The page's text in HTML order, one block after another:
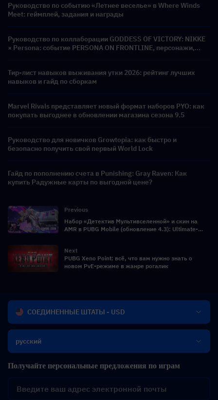
Руководство по событию «Летнее веселье» в Where Winds
Meet: геймплей, задания и награды
Руководство по коллаборации GODDESS OF VICTORY: NIKKE
× Persona: событие PERSONA ON FRONTLINE, персонажи,
Тир-лист навыков выживания утки 2026: рейтинг лучших
навыков и гайд по сборкам
Marvel Rivals представляет новый формат наборов PYO: как
покупать выгоднее в обновлении магазина сезона 9.5
Руководство для новичков Growtopia: как быстро и
безопасно получить свой первый World Lock
Гайд по пополнению счета в Punishing: Gray Raven: Как
купить Радужные карты по выгодной цене?
Previous
Набор «Детектив Мультивселенной» и скин на
AMR в PUBG Mobile (обновление 4.3): Ultimate-
Next
PUBG Xeno Point: всё, что вам нужно знать о
новом PvE-режиме в жанре рогалик
СОЕДИНЕННЫЕ ШТАТЫ - USD
русский
Получайте персональные предложения по играм